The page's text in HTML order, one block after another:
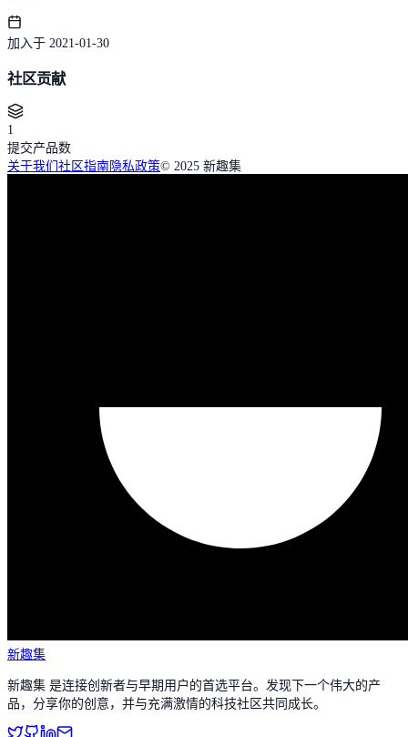
加入于 2021-01-30
社区贡献
1
提交产品数
关于我们 社区指南隐私政策© 2025 新趣集
新趣集
新趣集 是连接创新者与早期用户的首选平台。发现下一个伟大的产
品，分享你的创意，并与充满激情的科技社区共同成长。